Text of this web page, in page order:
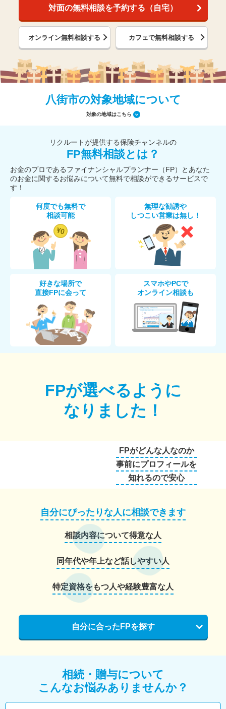
対面の無料相談を予約する（自宅）
オンライン無料相談する カフェで無料相談する
八街市の対象地域について
対象の地域はこちら
リクルートが提供する保険チャンネルの
FP無料相談とは？
お金のプロであるファイナンシャルプランナー（FP）とあなた
のお金に関するお悩みについて無料で相談ができるサービスで
す！
何度でも無料で
相談可能
無理な勧誘や
しつこい営業は無し！
好きな場所で
直接FPに会って
スマホやPCで
オンライン相談も
FPが選べるように
なりました！
FPがどんな人なのか
事前にプロフィールを
知れるので安心
自分にぴったりな人に相談できます
相談内容について得意な人
同年代や年上など話しやすい人
特定資格をもつ人や経験豊富な人
自分に合ったFPを探す
相続・贈与について
こんなお悩みありませんか？